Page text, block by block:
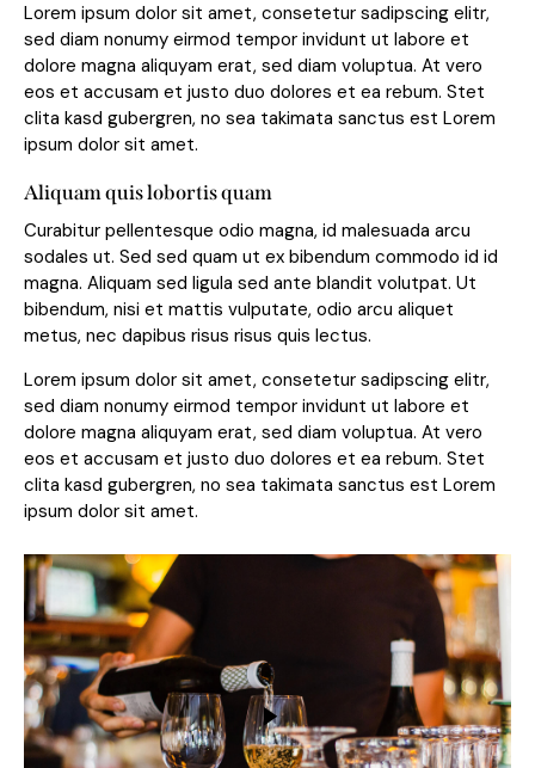
Lorem ipsum dolor sit amet, consetetur sadipscing elitr,
sed diam nonumy eirmod tempor invidunt ut labore et
dolore magna aliquyam erat, sed diam voluptua. At vero
eos et accusam et justo duo dolores et ea rebum. Stet
clita kasd gubergren, no sea takimata sanctus est Lorem
ipsum dolor sit amet.
Aliquam quis lobortis quam
Curabitur pellentesque odio magna, id malesuada arcu
sodales ut. Sed sed quam ut ex bibendum commodo id id
magna. Aliquam sed ligula sed ante blandit volutpat. Ut
bibendum, nisi et mattis vulputate, odio arcu aliquet
metus, nec dapibus risus risus quis lectus.
Lorem ipsum dolor sit amet, consetetur sadipscing elitr,
sed diam nonumy eirmod tempor invidunt ut labore et
dolore magna aliquyam erat, sed diam voluptua. At vero
eos et accusam et justo duo dolores et ea rebum. Stet
clita kasd gubergren, no sea takimata sanctus est Lorem
ipsum dolor sit amet.